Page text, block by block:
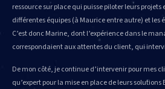
ressource sur place qui puisse piloter leurs projets
différentes équipes (à Maurice entre autre) et les
C’est donc Marine, dont l’expérience dans le
correspondaient aux attentes du client, qui
De mon côté, je continue d’intervenir pour mes
qu’expert pour la mise en place de leurs